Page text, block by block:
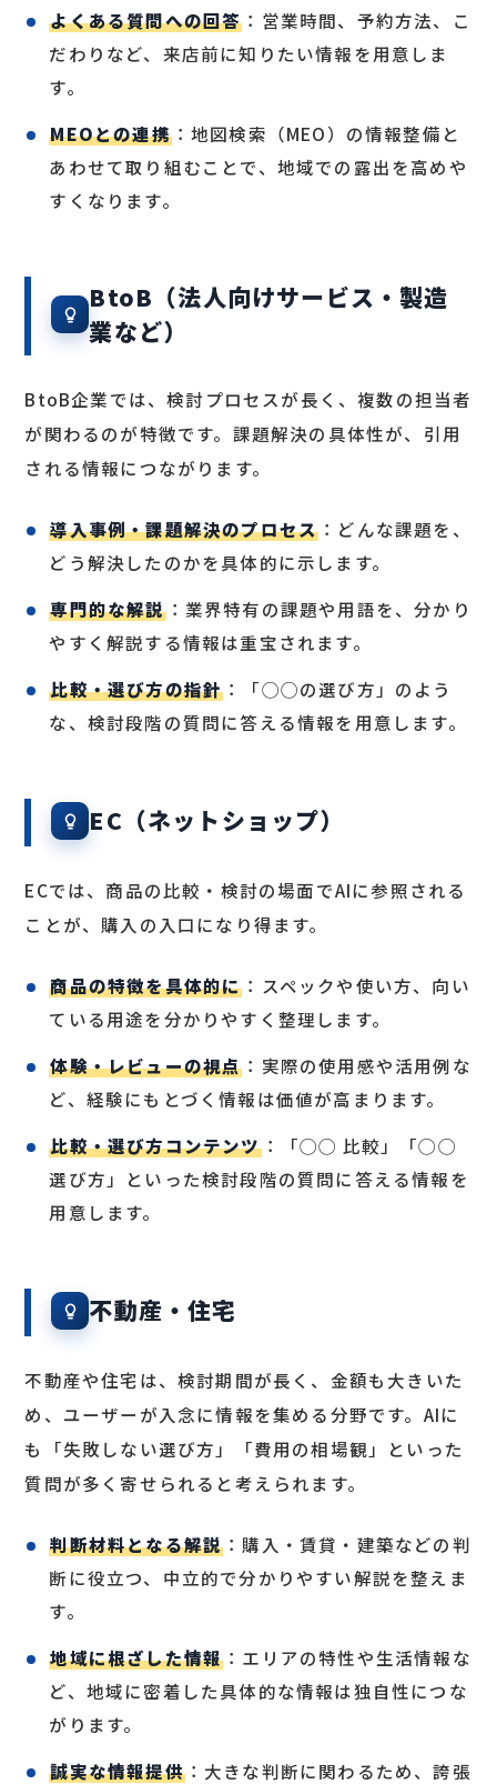
よくある質問への回答 ：営業時間、予約方法、こ
だわりなど、来店前に知りたい情報を用意しま
す。
MEOとの連携：地図検索（MEO）の情報整備と
あわせて取り組むことで、地域での露出を高めや
すくなります。
BtoB（法人向けサービス・製造
業など）
BtoB企業では、検討プロセスが長く、複数の担当者
が関わるのが特徴です。課題解決の具体性が、引用
される情報につながります。
導入事例・課題解決のプロセス ：どんな課題を、
どう解決したのかを具体的に示します。
専門的な解説：業界特有の課題や用語を、分かり
やすく解説する情報は重宝されます。
比較・選び方の指針 ：「◯◯の選び方」のよう
な、検討段階の質問に答える情報を用意します。
EC（ネットショップ）
ECでは、商品の比較・検討の場面でAIに参照される
ことが、購入の入口になり得ます。
商品の特徴を具体的に ：スペックや使い方、向い
ている用途を分かりやすく整理します。
体験・レビューの視点 ：実際の使用感や活用例な
ど、経験にもとづく情報は価値が高まります。
比較・選び方コンテンツ：「◯◯ 比較」「◯◯
選び方」といった検討段階の質問に答える情報を
用意します。
不動産・住宅
不動産や住宅は、検討期間が長く、金額も大きいた
め、ユーザーが入念に情報を集める分野です。AIに
も「失敗しない選び方」「費用の相場観」といった
質問が多く寄せられると考えられます。
判断材料となる解説 ：購入・賃貸・建築などの判
断に役立つ、中立的で分かりやすい解説を整えま
す。
地域に根ざした情報 ：エリアの特性や生活情報な
ど、地域に密着した具体的な情報は独自性につな
がります。
誠実な情報提供：大きな判断に関わるため、誇張